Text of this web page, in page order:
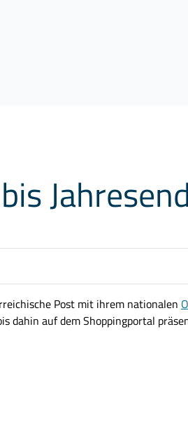
Post mit ihrem nationalen
dahin auf dem Shoppingportal